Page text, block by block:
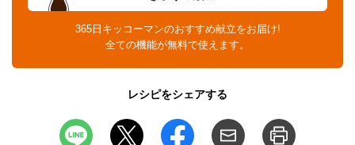
365日キッコーマンのおすすめ献立をお届け!
全ての機能が無料で使えます。
レシピをシェアする